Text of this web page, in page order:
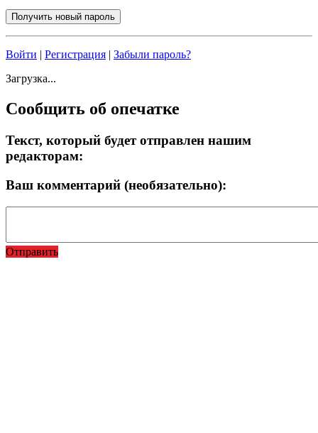
Войти | Регистрация | Забыли пароль?
Загрузка...
Сообщить об опечатке
Текст, который будет отправлен нашим
редакторам:
Ваш комментарий (необязательно):
Отправить